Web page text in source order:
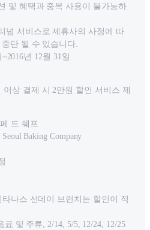
및 혜택과 중복 사용이 불가능하
넘 서비스로 제휴사의 사정에 따
단 될 수 있습니다.
년 12월 31일
상 결제 시 2만원 할인 서비스 제
드 쉐프
Baking Company
나스 선데이 브런치는 할인이 적
및 주류, 2/14, 5/5, 12/24, 12/25